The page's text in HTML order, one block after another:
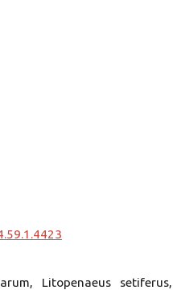
Litopenaeus setiferus,